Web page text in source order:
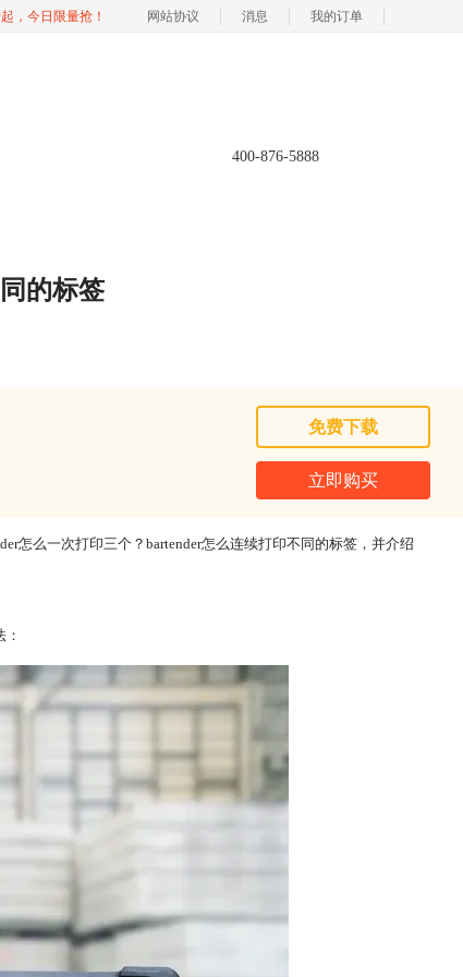
，今日限量抢！ 网站协议 消息 我的订单
400-876-5888
的标签
免费下载
立即购买
怎么一次打印三个？bartender怎么连续打印不同的标签，并介绍